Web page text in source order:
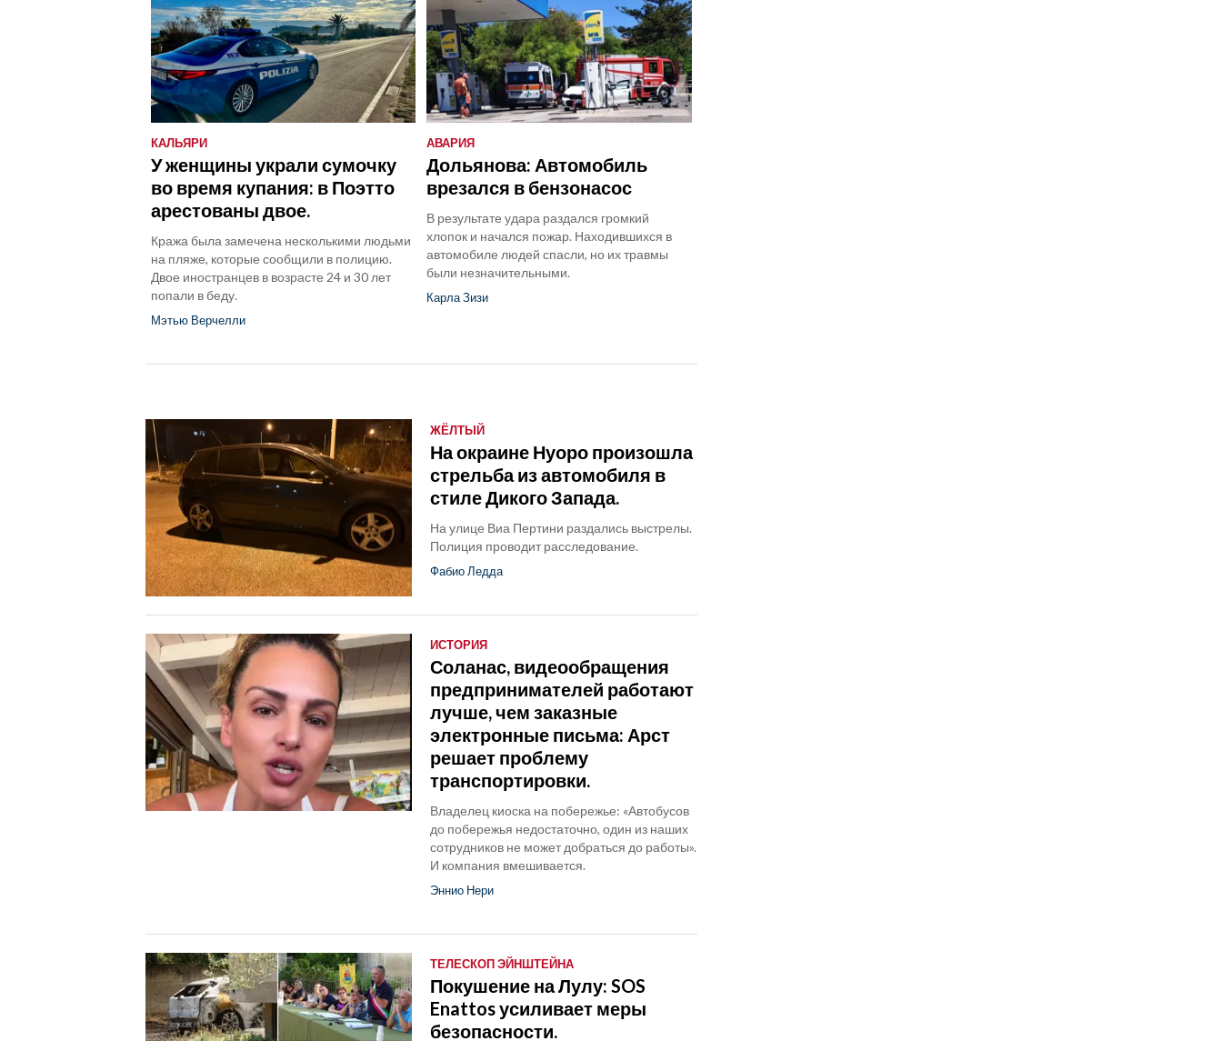
КАЛЬЯРИ
У женщины украли сумочку
во время купания: в Поэтто
арестованы двое.
Кража была замечена несколькими людьми
на пляже, которые сообщили в полицию.
Двое иностранцев в возрасте 24 и 30 лет
попали в беду.
Мэтью Верчелли
АВАРИЯ
Дольянова: Автомобиль
врезался в бензонасос
В результате удара раздался громкий
хлопок и начался пожар. Находившихся в
автомобиле людей спасли, но их травмы
были незначительными.
Карла Зизи
ЖЁЛТЫЙ
На окраине Нуоро произошла
стрельба из автомобиля в
стиле Дикого Запада.
На улице Виа Пертини раздались выстрелы.
Полиция проводит расследование.
Фабио Ледда
ИСТОРИЯ
Соланас, видеообращения
предпринимателей работают
лучше, чем заказные
электронные письма: Арст
решает проблему
транспортировки.
Владелец киоска на побережье: «Автобусов
до побережья недостаточно, один из наших
сотрудников не может добраться до работы».
И компания вмешивается.
Эннио Нери
ТЕЛЕСКОП ЭЙНШТЕЙНА
Покушение на Лулу: SOS
Enattos усиливает меры
безопасности.